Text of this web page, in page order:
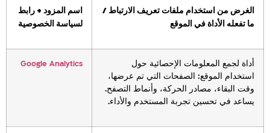
الغرض من استخدام ملفات تعريف الارتباط /
ما تفعله الأداة في الموقع
اسم المزود + رابط
لسياسة الخصوصية
أداة لجمع المعلومات الإحصائية حول
استخدام الموقع: الصفحات التي تم عرضها،
وقت البقاء، مصادر الحركة، وأنماط التصفح.
يساعد في تحسين تجربة المستخدم والأداء.
Google Analytics